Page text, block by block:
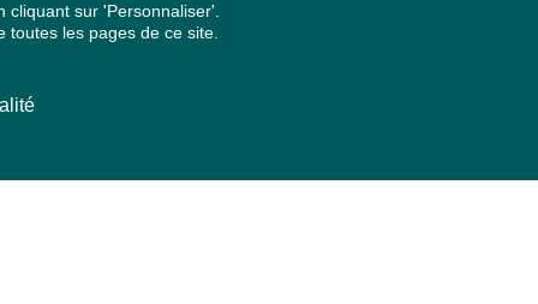
sur 'Personnaliser'.
les pages de ce site.